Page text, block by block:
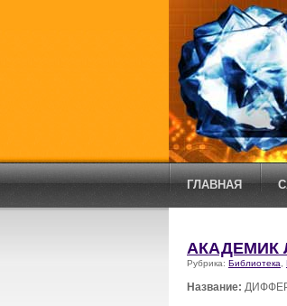
ГЛАВНАЯ
АКАДЕМИК
Рубрика: Библиотека
Название: